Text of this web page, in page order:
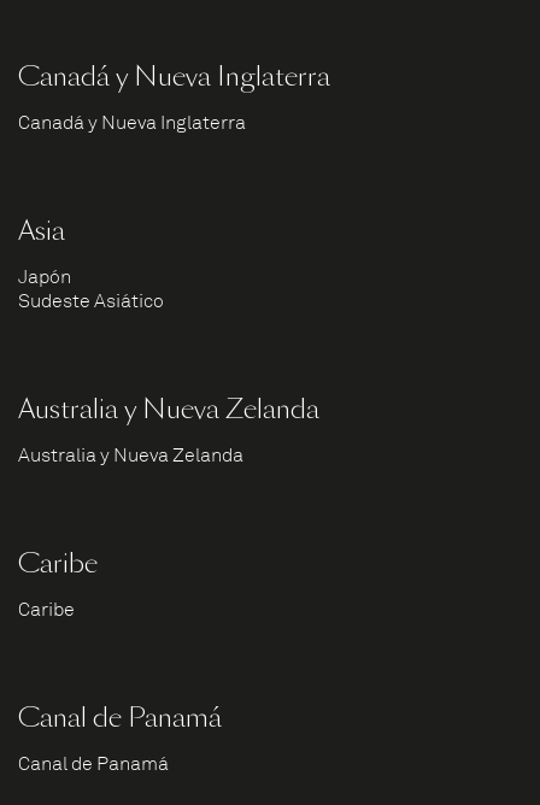
Canadá y Nueva Inglaterra
Canadá y Nueva Inglaterra
Asia
Japón
Sudeste Asiático
Australia y Nueva Zelanda
Australia y Nueva Zelanda
Caribe
Caribe
Canal de Panamá
Canal de Panamá